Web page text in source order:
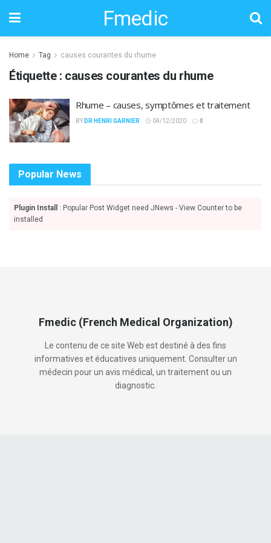
Fmedic
Home Tag causes courantes du rhume
Étiquette : causes courantes du rhume
Rhume – causes, symptômes et traitement
BY DR HENRI GARNIER 04/12/2020 0
Popular News
Plugin Install
: Popular Post Widget need JNews - View Counter to be
installed
Fmedic (French Medical Organization)
Le contenu de ce site Web est destiné à des fins
informatives et éducatives uniquement. Consulter un
médecin pour un avis médical, un traitement ou un
diagnostic.